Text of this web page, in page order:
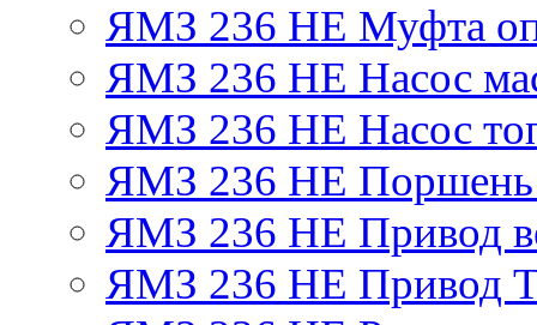
ЯМЗ 236 НЕ Муфта
ЯМЗ 236 НЕ Насос
ЯМЗ 236 НЕ Насос
ЯМЗ 236 НЕ Поршень
ЯМЗ 236 НЕ Привод
ЯМЗ 236 НЕ Привод